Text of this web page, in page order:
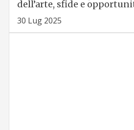
dell’arte, sfide e
30 Lug 2025